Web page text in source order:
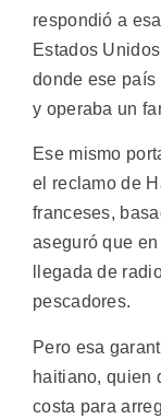
respondió a
Estados
donde ese
y operaba un
Ese mismo
el reclamo de
franceses,
aseguró que
llegada de
pescadores.
Pero esa
haitiano, quien
costa para